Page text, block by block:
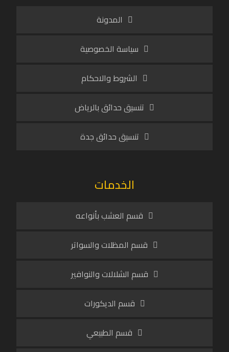
المدونة
سياسة الخصوصية
الشروط والاحكام
تنسيق حدائق بالرياض
تنسيق حدائق جدة
الخدمات
قسم العشب بأنواعه
قسم المظلات والسواتر
قسم الشلالات والنوافير
قسم الديكورات
قسم الطبيعي